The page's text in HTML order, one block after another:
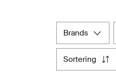
brands
sortering